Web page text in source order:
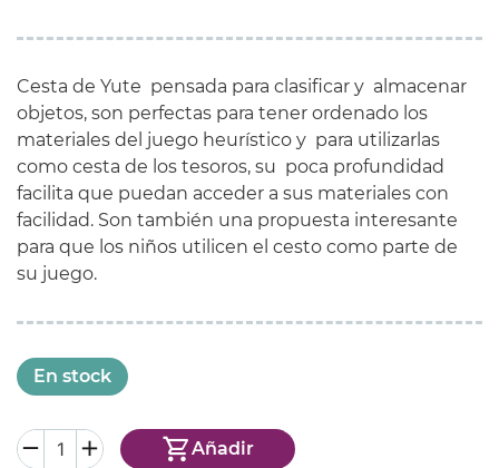
Cesta de Yute pensada para clasificar y almacenar
objetos, son perfectas para tener ordenado los
materiales del juego heurístico y para utilizarlas
como cesta de los tesoros, su poca profundidad
facilita que puedan acceder a sus materiales con
facilidad. Son también una propuesta interesante
para que los niños utilicen el cesto como parte de
su juego.
En stock
Añadir